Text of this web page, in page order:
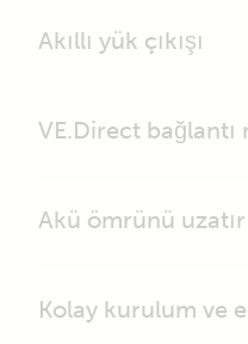
Akıllı yük çıkışı
VE.Direct bağlantı
Akü ömrünü uzatır
Kolay kurulum ve